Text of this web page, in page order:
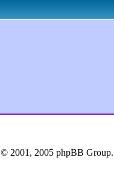
© 2001, 2005 phpBB